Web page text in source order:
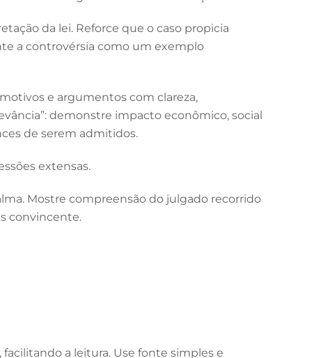
da lei. Reforce que o caso propicia
a controvérsia como um exemplo
e argumentos com clareza,
demonstre impacto econômico, social
de serem admitidos.
extensas.
Mostre compreensão do julgado recorrido
convincente.
facilitando a leitura. Use fonte simples e